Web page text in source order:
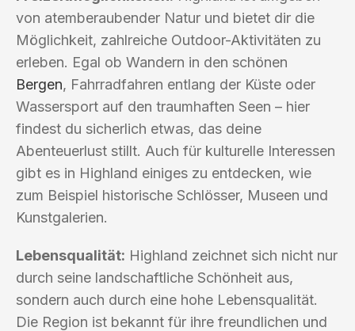
von atemberaubender Natur und bietet dir die
Möglichkeit, zahlreiche Outdoor-Aktivitäten zu
erleben. Egal ob Wandern in den schönen
Bergen, Fahrradfahren entlang der Küste oder
Wassersport auf den traumhaften Seen – hier
findest du sicherlich etwas, das deine
Abenteuerlust stillt. Auch für kulturelle Interessen
gibt es in Highland einiges zu entdecken, wie
zum Beispiel historische Schlösser, Museen und
Kunstgalerien.
Lebensqualität: Highland zeichnet sich nicht nur
durch seine landschaftliche Schönheit aus,
sondern auch durch eine hohe Lebensqualität.
Die Region ist bekannt für ihre freundlichen und